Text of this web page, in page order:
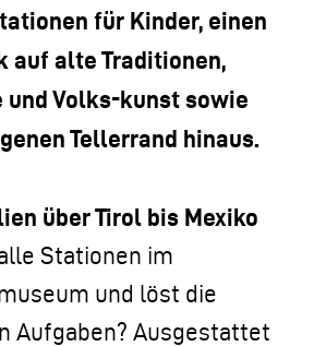
für Kinder, einen
auf alte Traditionen,
und Volks-kunst sowie
Tellerrand hinaus.
über Tirol bis Mexiko
Stationen im
und löst die
Aufgaben? Ausgestattet